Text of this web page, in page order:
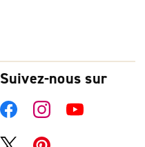
Suivez-nous sur